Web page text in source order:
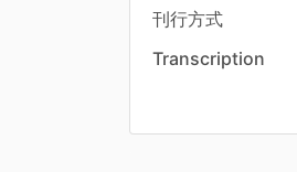
刊行方式
Transcription